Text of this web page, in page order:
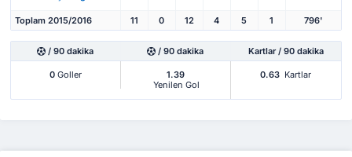
Toplam 2015/2016 11 0 12 4 5 1 796'
/ 90 dakika / 90 dakika Kartlar / 90 dakika
0Goller
1.39
Yenilen Gol
0.63 Kartlar